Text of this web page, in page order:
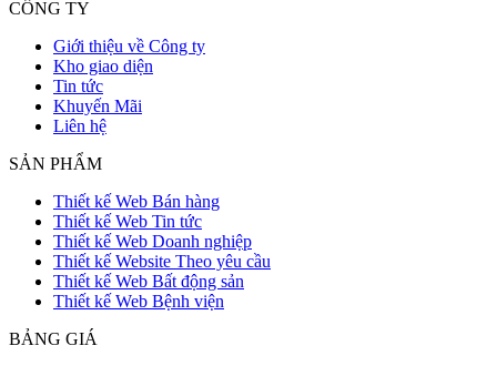
CÔNG TY
Giới thiệu về Công ty
Kho giao diện
Tin tức
Khuyến Mãi
Liên hệ
SẢN PHẨM
Thiết kế Web Bán hàng
Thiết kế Web Tin tức
Thiết kế Web Doanh nghiệp
Thiết kế Website Theo yêu cầu
Thiết kế Web Bất động sản
Thiết kế Web Bệnh viện
BẢNG GIÁ